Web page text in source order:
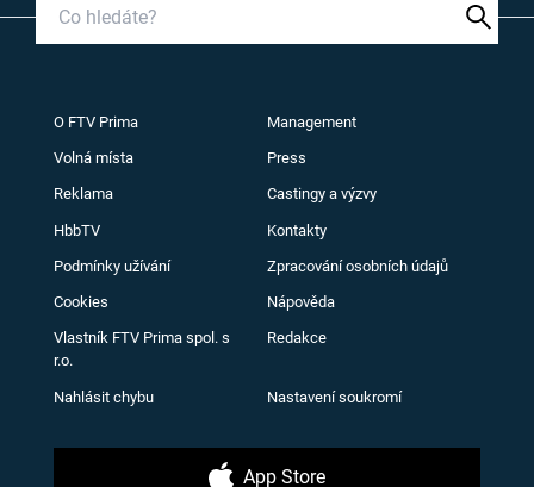
O FTV Prima Management
Volná místa Press
Reklama Castingy a výzvy
HbbTV Kontakty
Podmínky užívání Zpracování osobních údajů
Cookies Nápověda
Vlastník FTV Prima spol. s
r.o.
Redakce
Nahlásit chybu Nastavení soukromí
App Store